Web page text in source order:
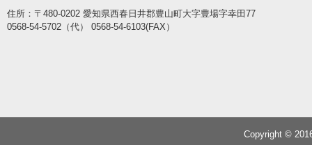
住所：〒480-0202 愛知県西春日井郡豊山町大字豊場字幸田77
0568-54-5702（代）
0568-54-6103(FAX）
Copyright ©